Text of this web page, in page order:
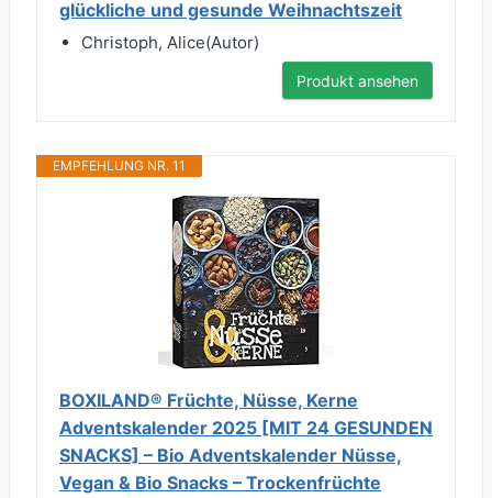
glückliche und gesunde Weihnachtszeit
Christoph, Alice(Autor)
Produkt ansehen
EMPFEHLUNG NR. 11
BOXILAND® Früchte, Nüsse, Kerne
Adventskalender 2025 [MIT 24 GESUNDEN
SNACKS] – Bio Adventskalender Nüsse,
Vegan & Bio Snacks – Trockenfrüchte